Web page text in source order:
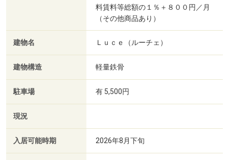
料賃料等総額の１％＋８００円／月
（その他商品あり）
建物名 Ｌｕｃｅ（ルーチェ）
建物構造 軽量鉄骨
駐車場 有 5,500円
現況
入居可能時期 2026年8月下旬